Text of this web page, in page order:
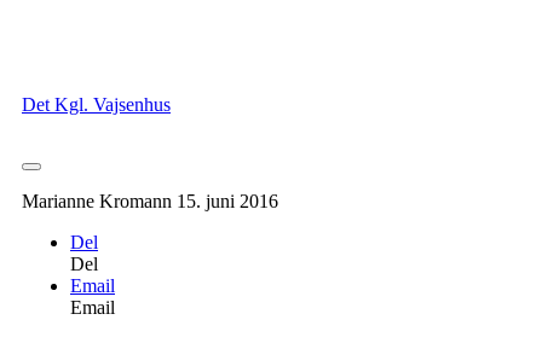
Det Kgl. Vajsenhus
Marianne Kromann 15. juni 2016
Del
Del
Email
Email